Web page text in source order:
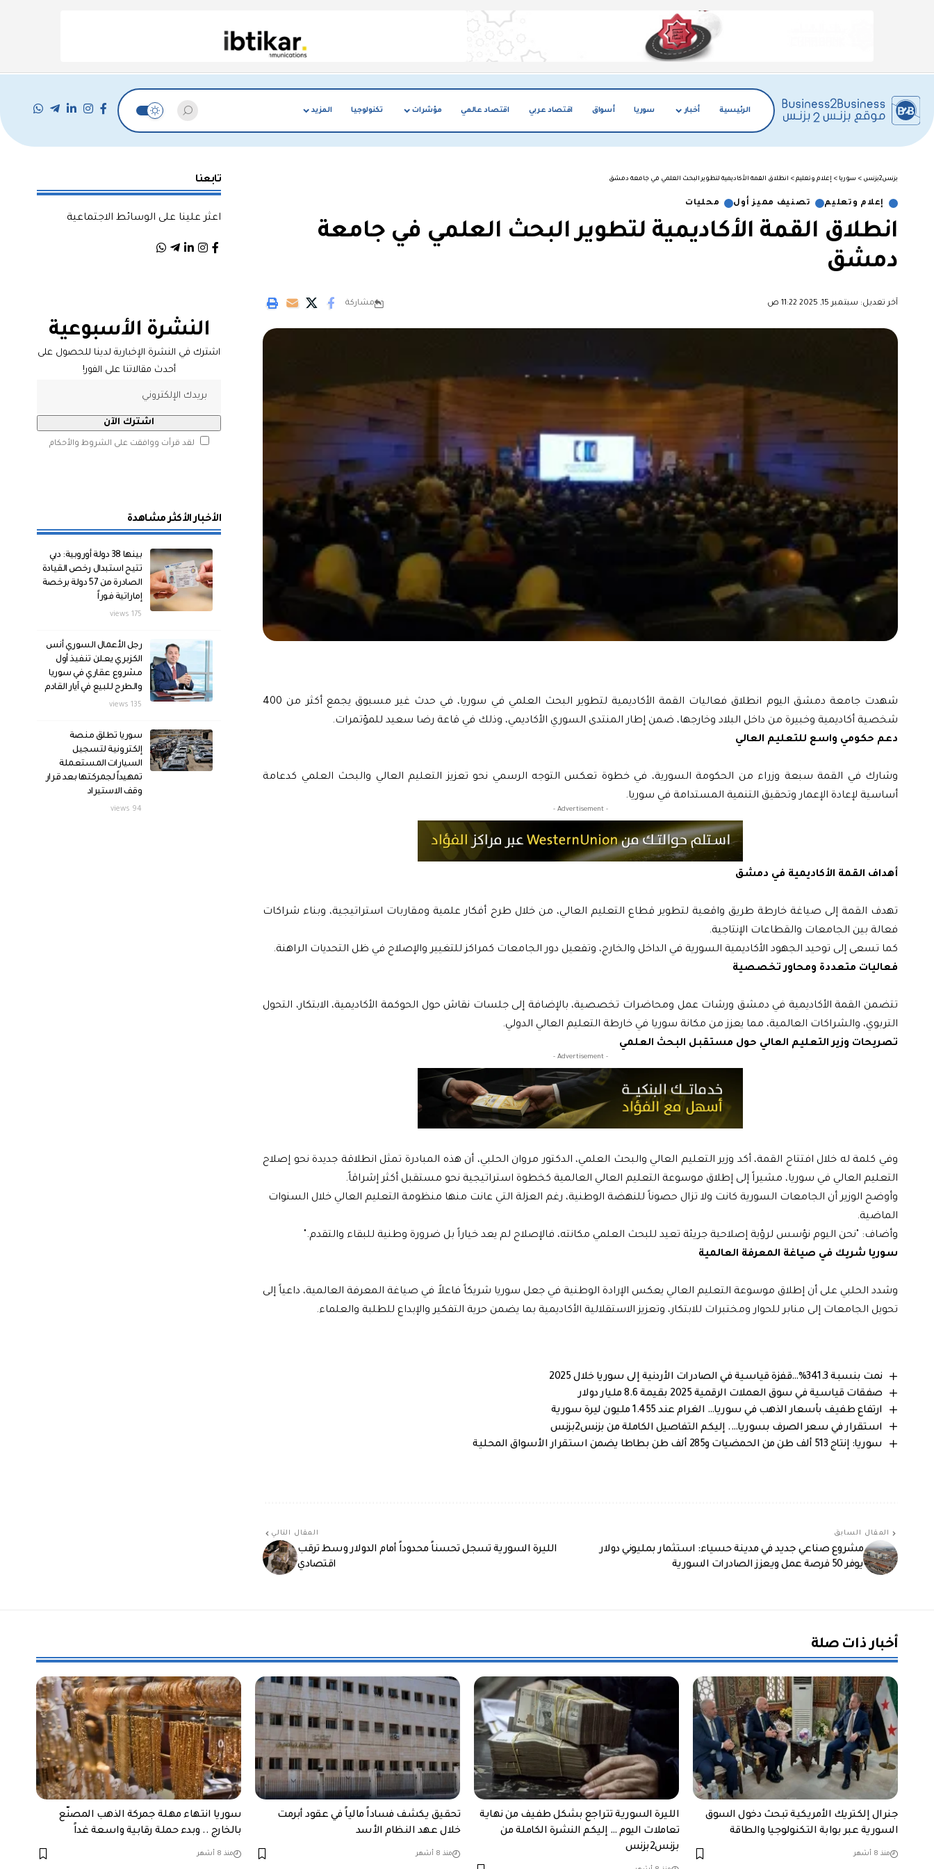
الرئيسية أخبار سوريا أسواق اقتصاد عربي اقتصاد عالمي مؤشرات تكنولوجيا المزيد
بزنس2بزنس > سوريا > إعلام وتعليم > انطلاق القمة الأكاديمية لتطوير البحث العلمي في جامعة دمشق
إعلام وتعليم تصنيف مميز أول محليات
انطلاق القمة الأكاديمية لتطوير البحث العلمي في جامعة
دمشق
آخر تعديل: سبتمبر 15, 2025 11:22 ص مشاركة
شهدت جامعة دمشق اليوم انطلاق فعاليات القمة الأكاديمية لتطوير البحث العلمي في سوريا، في حدث غير مسبوق يجمع أكثر من 400
شخصية أكاديمية وخبيرة من داخل البلاد وخارجها، ضمن إطار المنتدى السوري الأكاديمي، وذلك في قاعة رضا سعيد للمؤتمرات.
دعم حكومي واسع للتعليم العالي
وشارك في القمة سبعة وزراء من الحكومة السورية، في خطوة تعكس التوجه الرسمي نحو تعزيز التعليم العالي والبحث العلمي كدعامة
أساسية لإعادة الإعمار وتحقيق التنمية المستدامة في سوريا.
- Advertisement -
أهداف القمة الأكاديمية في دمشق
تهدف القمة إلى صياغة خارطة طريق واقعية لتطوير قطاع التعليم العالي، من خلال طرح أفكار علمية ومقاربات استراتيجية، وبناء شراكات
فعالة بين الجامعات والقطاعات الإنتاجية.
كما تسعى إلى توحيد الجهود الأكاديمية السورية في الداخل والخارج، وتفعيل دور الجامعات كمراكز للتغيير والإصلاح في ظل التحديات الراهنة.
فعاليات متعددة ومحاور تخصصية
تتضمن القمة الأكاديمية في دمشق ورشات عمل ومحاضرات تخصصية، بالإضافة إلى جلسات نقاش حول الحوكمة الأكاديمية، الابتكار، التحول
التربوي، والشراكات العالمية، مما يعزز من مكانة سوريا في خارطة التعليم العالي الدولي.
تصريحات وزير التعليم العالي حول مستقبل البحث العلمي
- Advertisement -
وفي كلمة له خلال افتتاح القمة، أكد وزير التعليم العالي والبحث العلمي، الدكتور مروان الحلبي، أن هذه المبادرة تمثل انطلاقة جديدة نحو إصلاح
التعليم العالي في سوريا، مشيراً إلى إطلاق موسوعة التعليم العالي العالمية كخطوة استراتيجية نحو مستقبل أكثر إشراقاً.
وأوضح الوزير أن الجامعات السورية كانت ولا تزال حصوناً للنهضة الوطنية، رغم العزلة التي عانت منها منظومة التعليم العالي خلال السنوات
الماضية.
وأضاف: "نحن اليوم نؤسس لرؤية إصلاحية جريئة تعيد للبحث العلمي مكانته، فالإصلاح لم يعد خياراً بل ضرورة وطنية للبقاء والتقدم."
سوريا شريك في صياغة المعرفة العالمية
وشدد الحلبي على أن إطلاق موسوعة التعليم العالي يعكس الإرادة الوطنية في جعل سوريا شريكاً فاعلاً في صياغة المعرفة العالمية، داعياً إلى
تحويل الجامعات إلى منابر للحوار ومختبرات للابتكار، وتعزيز الاستقلالية الأكاديمية بما يضمن حرية التفكير والإبداع للطلبة والعلماء.
نمت بنسبة 341.3%…قفزة قياسية في الصادرات الأردنية إلى سوريا خلال 2025
صفقات قياسية في سوق العملات الرقمية 2025 بقيمة 8.6 مليار دولار
ارتفاع طفيف بأسعار الذهب في سوريا… الغرام عند 1.455 مليون ليرة سورية
استقرار في سعر الصرف بسوريا…. إليكم التفاصيل الكاملة من بزنس2بزنس
سوريا: إنتاج 513 ألف طن من الحمضيات و285 ألف طن بطاطا يضمن استقرار الأسواق المحلية
المقال السابق
مشروع صناعي جديد في مدينة حسياء: استثمار بمليوني دولار
يوفر 50 فرصة عمل ويعزز الصادرات السورية
المقال التالي
الليرة السورية تسجل تحسناً محدوداً أمام الدولار وسط ترقب
اقتصادي
تابعنا
اعثر علينا على الوسائط الاجتماعية
النشرة الأسبوعية
اشترك في النشرة الإخبارية لدينا للحصول على
أحدث مقالاتنا على الفور!
لقد قرأت ووافقت على الشروط والأحكام
الأخبار الأكثر مشاهدة
بينها 38 دولة أوروبية: دبي
تتيح استبدال رخص القيادة
الصادرة من 57 دولة برخصة
إماراتية فوراً
175 views
رجل الأعمال السوري أنس
الكزبري يعلن تنفيذ أول
مشروع عقاري في سوريا
والطرح للبيع في آيار القادم
135 views
سوريا تطلق منصة
إلكترونية لتسجيل
السيارات المستعملة
تمهيداً لجمركتها بعد قرار
وقف الاستيراد
94 views
أخبار ذات صلة
جنرال إلكتريك الأمريكية تبحث دخول السوق
السورية عبر بوابة التكنولوجيا والطاقة
منذ 8 أشهر
الليرة السورية تتراجع بشكل طفيف من نهاية
تعاملات اليوم … إليكم النشرة الكاملة من
بزنس2بزنس
تحقيق يكشف فساداً مالياً في عقود أبرمت
خلال عهد النظام الأسد
منذ 8 أشهر
سوريا انتهاء مهلة جمركة الذهب المصنّع
بالخارج .. وبدء حملة رقابية واسعة غداً
منذ 8 أشهر